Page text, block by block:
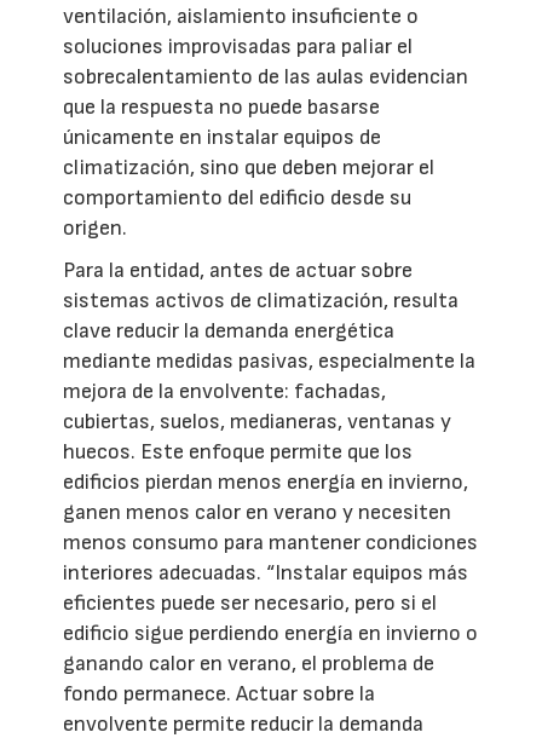
ventilación, aislamiento insuficiente o
soluciones improvisadas para paliar el
sobrecalentamiento de las aulas evidencian
que la respuesta no puede basarse
únicamente en instalar equipos de
climatización, sino que deben mejorar el
comportamiento del edificio desde su
origen.
Para la entidad, antes de actuar sobre
sistemas activos de climatización, resulta
clave reducir la demanda energética
mediante medidas pasivas, especialmente la
mejora de la envolvente: fachadas,
cubiertas, suelos, medianeras, ventanas y
huecos. Este enfoque permite que los
edificios pierdan menos energía en invierno,
ganen menos calor en verano y necesiten
menos consumo para mantener condiciones
interiores adecuadas. “Instalar equipos más
eficientes puede ser necesario, pero si el
edificio sigue perdiendo energía en invierno o
ganando calor en verano, el problema de
fondo permanece. Actuar sobre la
envolvente permite reducir la demanda